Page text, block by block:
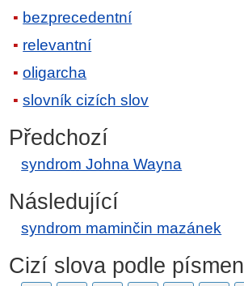
bezprecedentní
relevantní
oligarcha
slovník cizích slov
Předchozí
syndrom Johna Wayna
Následující
syndrom maminčin mazánek
Cizí slova podle písmen